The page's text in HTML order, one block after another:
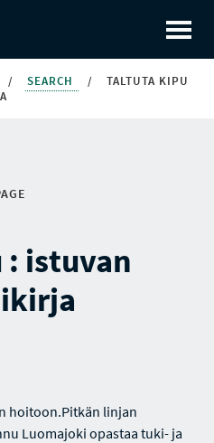
/ SEARCH /
TALTUTA KIPU
istuvan
hoitoon.Pitkän linjan
Luomajoki opastaa tuki- ja